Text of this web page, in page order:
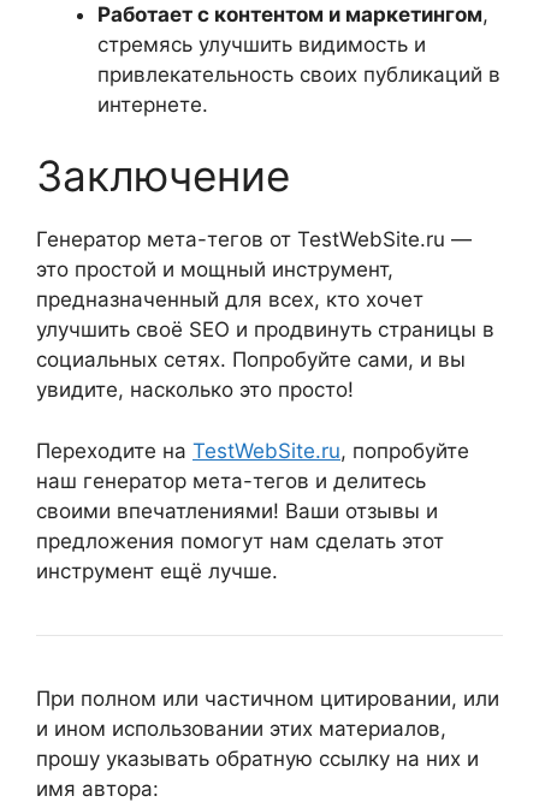
Работает с контентом и маркетингом,
стремясь улучшить видимость и
привлекательность своих публикаций в
интернете.
Заключение
Генератор мета-тегов от TestWebSite.ru —
это простой и мощный инструмент,
предназначенный для всех, кто хочет
улучшить своё SEO и продвинуть страницы в
социальных сетях. Попробуйте сами, и вы
увидите, насколько это просто!
Переходите на TestWebSite.ru, попробуйте
наш генератор мета-тегов и делитесь
своими впечатлениями! Ваши отзывы и
предложения помогут нам сделать этот
инструмент ещё лучше.
При полном или частичном цитировании, или
и ином использовании этих материалов,
прошу указывать обратную ссылку на них и
имя автора: